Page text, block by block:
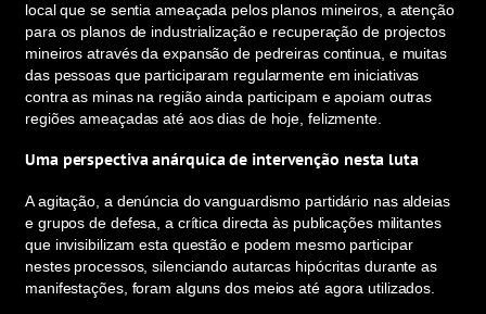
local que se sentia ameaçada pelos planos mineiros, a atenção
para os planos de industrialização e recuperação de projectos
mineiros através da expansão de pedreiras continua, e muitas
das pessoas que participaram regularmente em iniciativas
contra as minas na região ainda participam e apoiam outras
regiões ameaçadas até aos dias de hoje, felizmente.
Uma perspectiva anárquica de intervenção nesta luta
A agitação, a denúncia do vanguardismo partidário nas aldeias
e grupos de defesa, a crítica directa às publicações militantes
que invisibilizam esta questão e podem mesmo participar
nestes processos, silenciando autarcas hipócritas durante as
manifestações, foram alguns dos meios até agora utilizados.